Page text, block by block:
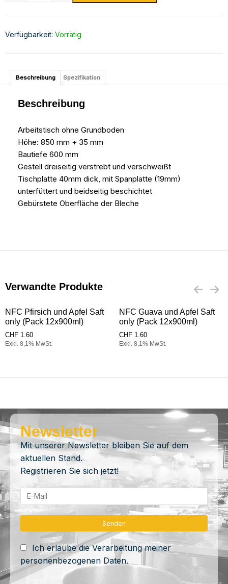
Verfügbarkeit: Vorrätig
Beschreibung Spezifikation
Beschreibung
Arbeitstisch ohne Grundboden
Höhe: 850 mm + 35 mm
Bautiefe 600 mm
Gestell dreiseitig verstrebt und verschweißt
Tischplatte 40mm dick, mit Spanplatte (19mm)
unterfüttert und beidseitig beschichtet
Gebürstete Oberfläche der Bleche
Verwandte Produkte
NFC Pfirsich und Apfel Saft
only (Pack 12x900ml)
CHF 1.60
Exkl. 8,1% MwSt.
NFC Guava und Apfel Saft
only (Pack 12x900ml)
CHF 1.60
Exkl. 8,1% MwSt.
Newsletter
Mit unserer Newsletter bleiben Sie auf dem
aktuellen Stand.
Registrieren Sie sich jetzt!
Ich erlaube die Verarbeitung meiner
personenbezogenen Daten.